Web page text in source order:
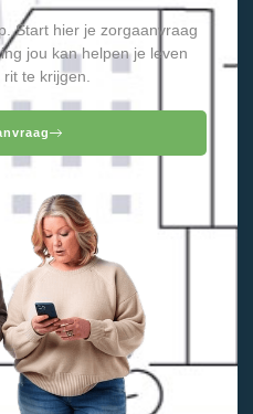
Start hier je zorgaanvraag
jou kan helpen je leven
te krijgen.